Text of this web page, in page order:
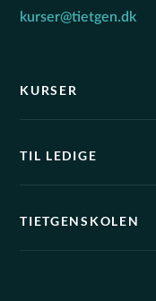
kurser@tietgen.dk
KURSER
TIL LEDIGE
TIETGENSKOLEN